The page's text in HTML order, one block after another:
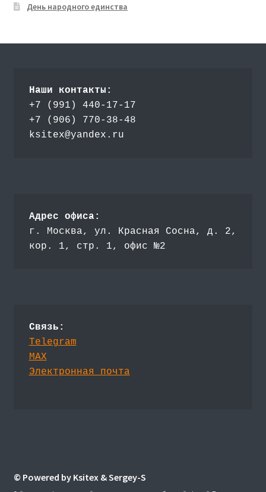
День народного единства
Наши контакты:
+7 (991) 440-17-17
+7 (906) 770-38-48
ksitex@yandex.ru
Адрес офиса:
г. Москва, ул. Красная Сосна, д. 2,
кор. 1, стр. 1, офис №2
Связь:
Telegram
MAX
Электронная почта
© Powered by Ksitex & Sergey-S